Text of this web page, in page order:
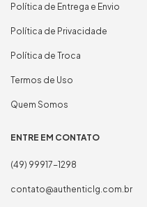
Política de Entrega e Envio
Política de Privacidade
Política de Troca
Termos de Uso
Quem Somos
ENTRE EM CONTATO
(49) 99917-1298
contato@authenticlg.com.br